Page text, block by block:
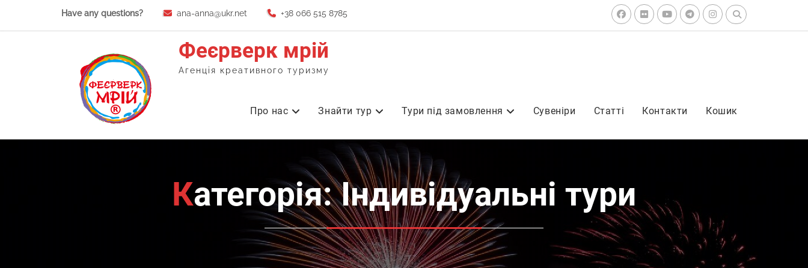
content
Have any questions? ana-anna@ukr.net +38 066 515 8785
Facebook
FlickrYoutubeTelegramInstagram
Search
for:
Феєрверк мрій
Агенція креативного туризму
Про нас Знайти тур Тури під замовлення Сувеніри Статті Контакти Кошик
Категорія: Індивідуальні тури